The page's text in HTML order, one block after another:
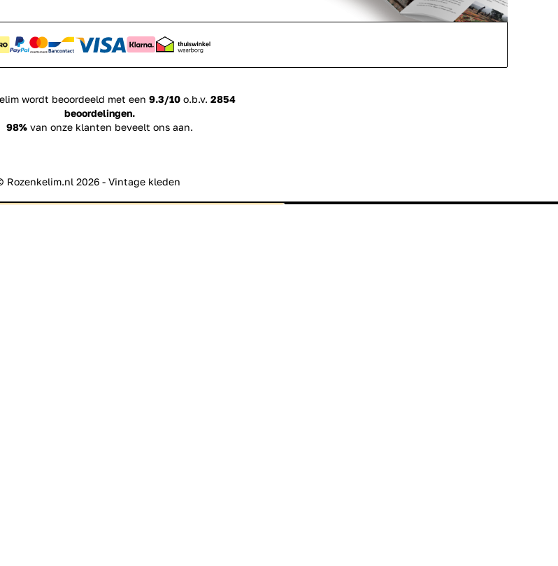
wordt beoordeeld met een 9.3/10o.b.v. 2854
beoordelingen.
98% van onze klanten beveelt ons aan.
Rozenkelim.nl 2026 - Vintage kleden